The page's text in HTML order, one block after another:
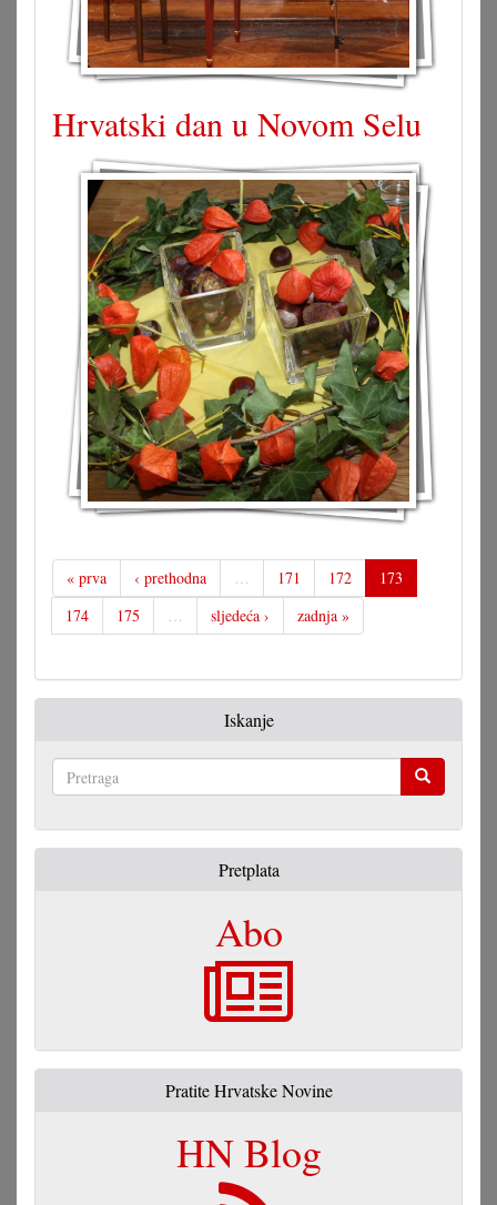
Hrvatski dan u Novom Selu
« prva ‹ prethodna … 171 172
173
174
175 … sljedeća › zadnja »
Iskanje
Pretplata
Abo
Pratite Hrvatske Novine
HN Blog